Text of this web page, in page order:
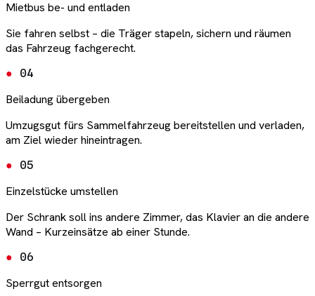
Mietbus be- und entladen
Sie fahren selbst – die Träger stapeln, sichern und räumen
das Fahrzeug fachgerecht.
04
Beiladung übergeben
Umzugsgut fürs Sammelfahrzeug bereitstellen und verladen,
am Ziel wieder hineintragen.
05
Einzelstücke umstellen
Der Schrank soll ins andere Zimmer, das Klavier an die andere
Wand – Kurzeinsätze ab einer Stunde.
06
Sperrgut entsorgen